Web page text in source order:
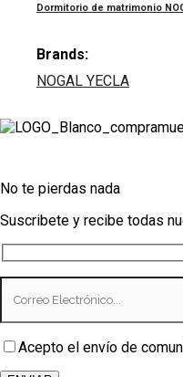
Dormitorio de matrimonio
Brands:
NOGAL YECLA
No te pierdas nada
Suscribete y recibe todas
Acepto el envío de